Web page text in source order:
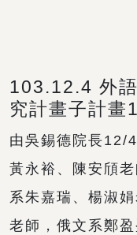
103.12.4 外
究計畫子計畫
由吳錫德院長12/
黃永裕、陳安頎
系朱嘉瑞、楊淑
老師，俄文系鄭